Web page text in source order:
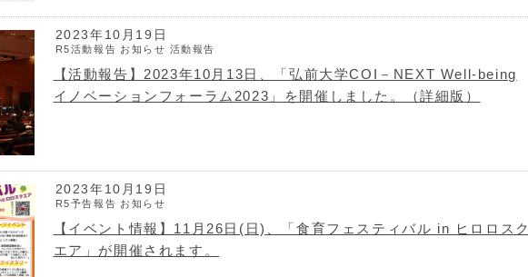
2023年10月19日
R5活動報告 お知らせ 活動報告
【活動報告】2023年10月13日、「弘前大学COI－NEXT Well-being
イノベーションフォーラム2023」を開催しました。（詳細版）
2023年10月19日
R5予告報告 お知らせ
【イベント情報】11月26日(日)、「食育フェスティバル in ヒロロスク
エア」が開催されます。